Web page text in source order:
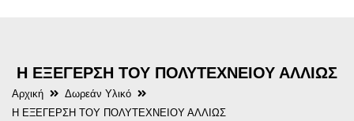
Η ΕΞΕΓΕΡΣΗ ΤΟΥ ΠΟΛΥΤΕΧΝΕΙΟΥ ΑΛΛΙΩΣ
Αρχική
Δωρεάν Υλικό
Η ΕΞΕΓΕΡΣΗ ΤΟΥ ΠΟΛΥΤΕΧΝΕΙΟΥ ΑΛΛΙΩΣ